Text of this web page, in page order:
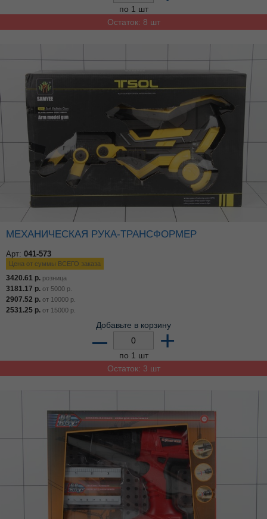
по 1 шт
Остаток: 8 шт
МЕХАНИЧЕСКАЯ РУКА-ТРАНСФОРМЕР
Арт: 041-573
Цена от суммы ВСЕГО заказа
3420.61 р. розница
3181.17 р. от 5000 р.
2907.52 р. от 10000 р.
2531.25 р. от 15000 р.
Добавьте в корзину
– +
по 1 шт
Остаток: 3 шт